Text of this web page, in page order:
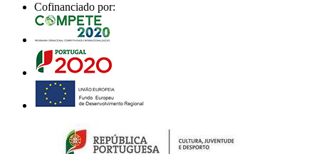
Cofinanciado por: